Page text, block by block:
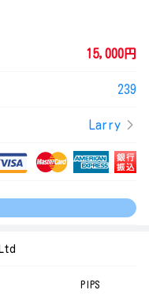
15,000円
239
Larry
PIPS